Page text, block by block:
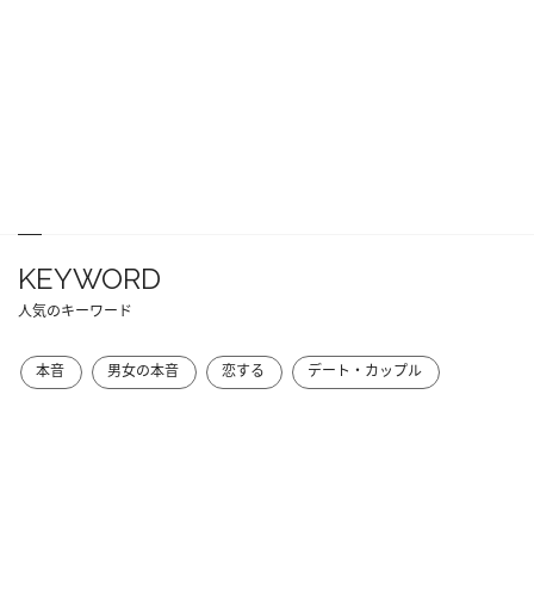
KEYWORD
人気のキーワード
本音 男女の本音 恋する デート・カップル